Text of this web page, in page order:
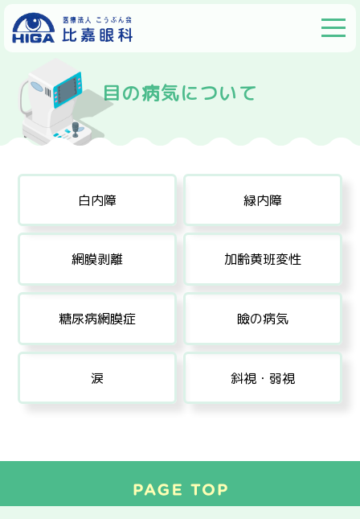
目の病気について
白内障 緑内障
網膜剥離 加齢黄班変性
糖尿病網膜症 瞼の病気
涙 斜視・弱視